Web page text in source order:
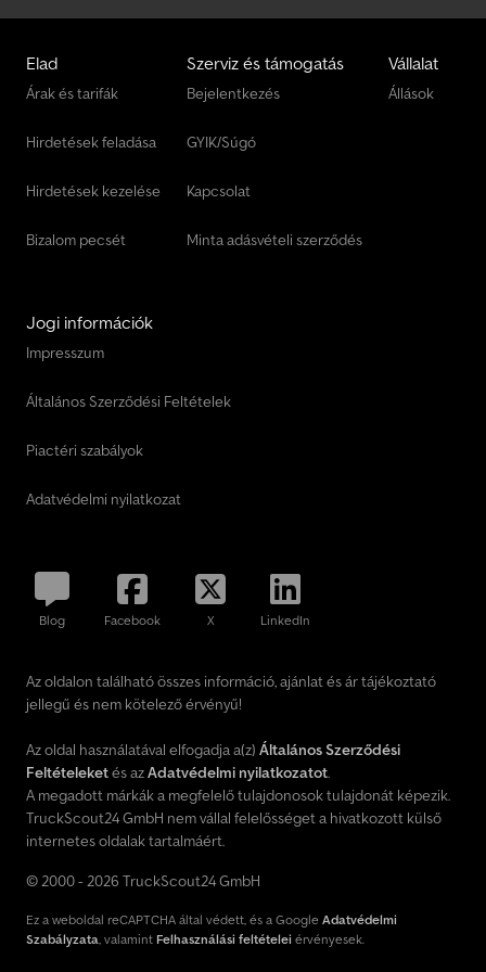
Elad
Árak és tarifák
Hirdetések feladása
Hirdetések kezelése
Bizalom pecsét
Szerviz és támogatás
Bejelentkezés
GYIK/Súgó
Kapcsolat
Minta adásvételi szerződés
Vállalat
Állások
Jogi információk
Impresszum
Általános Szerződési Feltételek
Piactéri szabályok
Adatvédelmi nyilatkozat
Blog Facebook X LinkedIn
Az oldalon található összes információ, ajánlat és ár tájékoztató
jellegű és nem kötelező érvényű!
Az oldal használatával elfogadja a(z) Általános Szerződési
Feltételeketés azAdatvédelmi nyilatkozatot.
A megadott márkák a megfelelő tulajdonosok tulajdonát képezik.
TruckScout24 GmbH nem vállal felelősséget a hivatkozott külső
internetes oldalak tartalmáért.
© 2000 - 2026 TruckScout24 GmbH
Ez a weboldal reCAPTCHA által védett, és a Google Adatvédelmi
Szabályzata , valamint Felhasználási feltételei érvényesek.